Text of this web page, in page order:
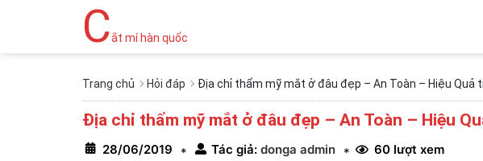
Cắt mí hàn quốc
Trang chủ Hỏi đáp Địa chỉ thẩm mỹ mắt ở đâu đẹp – An Toàn – Hiệu Quả
Địa chỉ thẩm mỹ mắt ở đâu đẹp – An Toàn – Hiệu
28/06/2019 * Tác giả: donga admin *
60 lượt xem